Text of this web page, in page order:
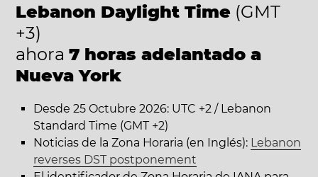
Lebanon Daylight Time (GMT
+3)
ahora 7 horas adelantado a
Nueva York
Desde 25 Octubre 2026: UTC +2 / Lebanon
Standard Time (GMT +2)
Noticias de la Zona Horaria (en Inglés): Lebanon
reverses DST postponement